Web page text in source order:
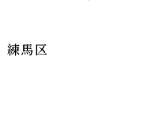
練馬区